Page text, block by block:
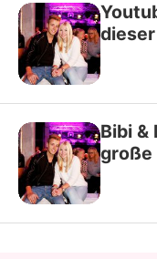
Bibi &
große